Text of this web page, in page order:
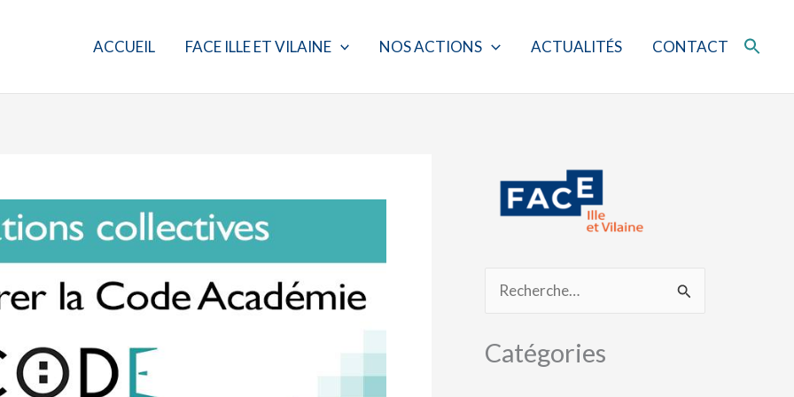
ACCUEIL FACE ILLE ET VILAINE NOS ACTIONS ACTUALITÉS CONTACT
c
Catégories